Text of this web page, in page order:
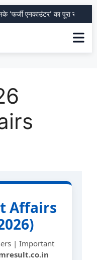
एनकाउंटर’ का पूरा सच
Affairs
| Important